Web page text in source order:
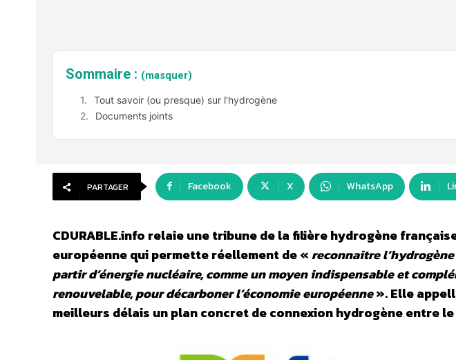
Sommaire : (masquer)
Tout savoir (ou presque) sur l’hydrogène
Documents joints
PARTAGER Facebook X WhatsApp
CDURABLE.info relaie une tribune de la filière hydrogène
européenne qui permette réellement de « reconnaitre
partir d’énergie nucléaire, comme un moyen indispensable et
renouvelable, pour décarboner l’économie européenne». Elle
meilleurs délais un plan concret de connexion hydrogène entre le